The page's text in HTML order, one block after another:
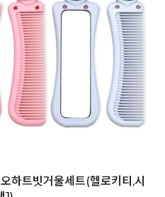
하트빗거울세트(헬로키티,시